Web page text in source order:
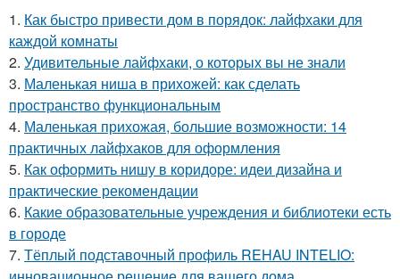
1. Как быстро привести дом в порядок: лайфхаки для
каждой комнаты
2. Удивительные лайфхаки, о которых вы не знали
3. Маленькая ниша в прихожей: как сделать
пространство функциональным
4. Маленькая прихожая, большие возможности: 14
практичных лайфхаков для оформления
5. Как оформить нишу в коридоре: идеи дизайна и
практические рекомендации
6. Какие образовательные учреждения и библиотеки есть
в городе
7. Тёплый подставочный профиль REHAU INTELIO: